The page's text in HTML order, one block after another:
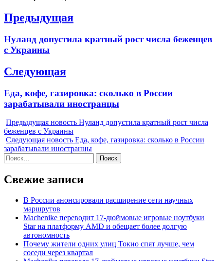
Навигация
записям
Предыдущая
Previous
post:
Нуланд допустила кратный рост числа беженцев
с Украины
Следующая
Next
post:
Еда, кофе, газировка: сколько в России
зарабатывали иностранцы
Предыдущая новость Нуланд допустила кратный рост числа
беженцев с Украины
Следующая новость Еда, кофе, газировка: сколько в России
зарабатывали иностранцы
Найти:
Свежие записи
В России анонсировали расширение сети научных
маршрутов
Machenike переводит 17-дюймовые игровые ноутбуки
Star на платформу AMD и обещает более долгую
автономность
Почему жители одних улиц Токио спят лучше, чем
соседи через квартал